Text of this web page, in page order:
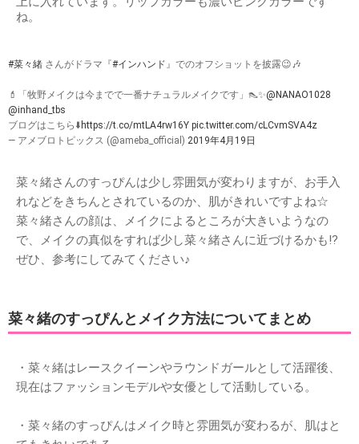
ね。
#菜々緒 さんがドラマ『#インハンド 』でのオフショットを披露😉🎶
💄「牧野メイクは今までで一番ナチュラルメイクです」👠✨@NANAO1028
@inhand_tbs
ブログはこちら⬇️ https://t.co/mtLA4rw16Y pic.twitter.com/cLCvmSVA4z
— アメブロトピックス (@ameba_official) 2019年4月19日
菜々緒さんのすっぴんは少し雰囲気が変わりますが、お手入
れなどをきちんとされているのか、肌がきれいですよね☆
菜々緒さんの顔は、メイクによるところが大きいようなの
で、メイクの真似をすれば少し菜々緒さんに近づけるかも!?
ぜひ、参考にしてみてください♪
菜々緒のすっぴんとメイク方法についてまとめ
・菜々緒はレースクイーンやラウンドガールとして活躍後、
現在はファッションモデルや女優として活動している。
・菜々緒のすっぴんはメイク時と雰囲気が変わるが、肌はと